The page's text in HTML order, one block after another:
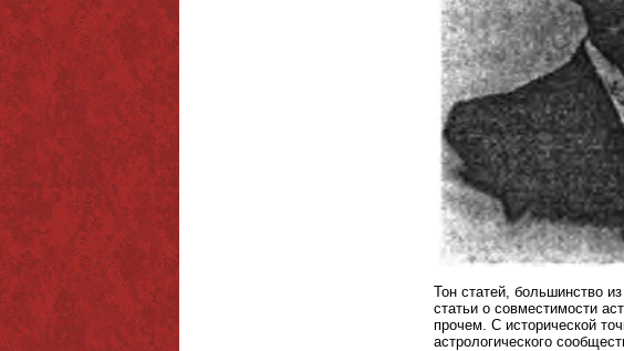
Тон статей, большинство
статьи о совместимости
прочем. С исторической
астрологического